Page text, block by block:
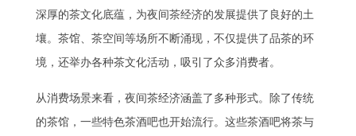
深厚的茶文化底蕴，为夜间茶经济的发展提供了良好的土
壤。茶馆、茶空间等场所不断涌现，不仅提供了品茶的环
境，还举办各种茶文化活动，吸引了众多消费者。
从消费场景来看，夜间茶经济涵盖了多种形式。除了传统
的茶馆，一些特色茶酒吧也开始流行。这些茶酒吧将茶与